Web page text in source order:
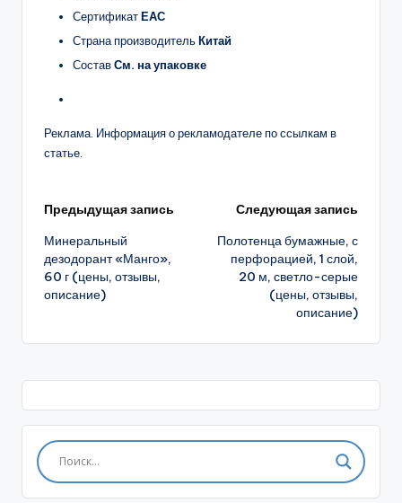
СертификатЕАС
Страна производительКитай
СоставСм. на упаковке
Реклама. Информация о рекламодателе по ссылкам в
статье.
Навигация
записи
Предыдущая запись
Минеральный
дезодорант «Манго»,
60 г (цены, отзывы,
описание)
Следующая запись
Полотенца бумажные, с
перфорацией, 1 слой,
20 м, светло-серые
(цены, отзывы,
описание)